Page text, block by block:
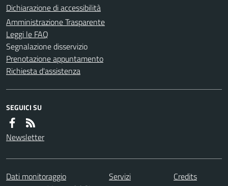
Dichiarazione di accessibilità
Amministrazione Trasparente
Leggi le FAQ
Segnalazione disservizio
Prenotazione appuntamento
Richiesta d'assistenza
SEGUICI SU
Newsletter
Dati monitoraggio Servizi
Credits